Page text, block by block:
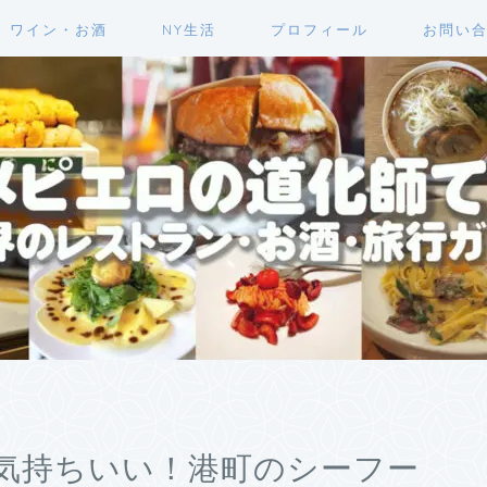
ワイン・お酒 NY生活 プロフィール お問い
持ちいい！港町のシーフー